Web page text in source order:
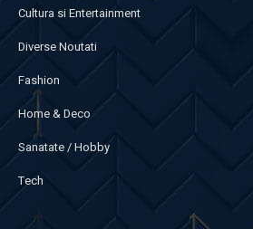
Cultura si Entertainment
Diverse Noutati
Fashion
Home & Deco
Sanatate / Hobby
Tech